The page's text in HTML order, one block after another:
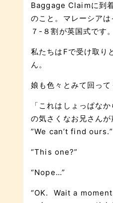
Baggage Claimに到
のこと。マレーシア
７-８割が英国式です。
私たちはFで受け取り
ん。
娘も色々とみて回って
「これはしょっぱな
の気さくなお兄さんが
”We can’t find ours.”
“This one?”
“Nope…”
“OK. Wait a